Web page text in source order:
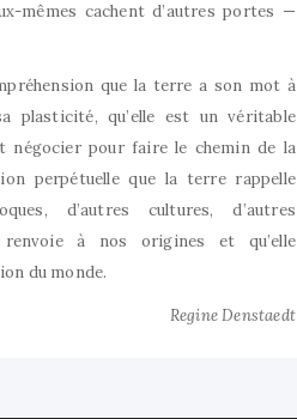
mêmes cachent d’autres portes —
que la terre a son mot à
plasticité, qu’elle est un véritable
négocier pour faire le chemin de la
perpétuelle que la terre rappelle
d’autres cultures, d’autres
renvoie à nos origines et qu’elle
du monde.
Regine Denstaedt